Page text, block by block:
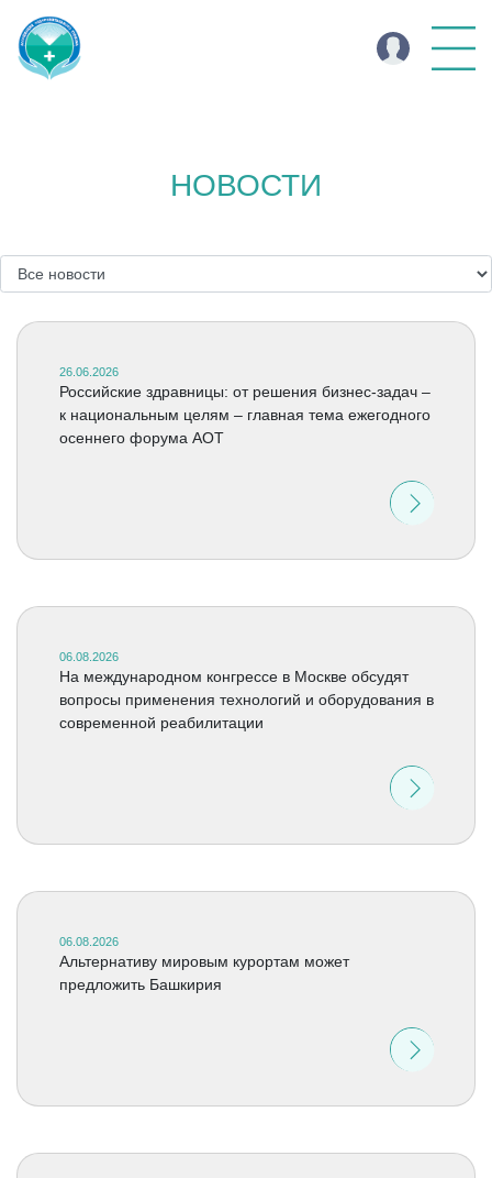
НОВОСТИ
26.06.2026
Российские здравницы: от решения бизнес-задач –
к национальным целям – главная тема ежегодного
осеннего форума АОТ
06.08.2026
На международном конгрессе в Москве обсудят
вопросы применения технологий и оборудования в
современной реабилитации
06.08.2026
Альтернативу мировым курортам может
предложить Башкирия